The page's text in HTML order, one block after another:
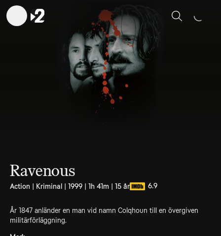
Sök
Ravenous
Action | Kriminal | 1999 | 1h 41m | 15 år 6.9
År 1847 anländer en man vid namn Colqhoun till en övergiven
militärförläggning.